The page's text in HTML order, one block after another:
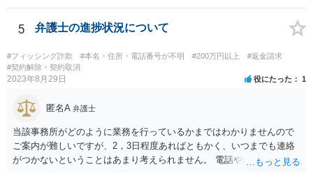
済法に基づき、口座の残高が消滅してする手続きが取られる可能性が
高いので、適切に反論すべきです。
5 弁護士の進捗状況について
#フィッシング詐欺 #本名・住所・電話番号が不明 #200万円以上
#返金請求
#契約解除・契約取消
2023年8月29日 役にたった 1
匿名A 弁護士
当該事務所がどのように業務を行っているかまではわかりませんので
ご案内が難しいですが、2，3日程度あればともかく、いつまでも連絡
がつかないということはあまり考えられません。 電話や面談にこだわ